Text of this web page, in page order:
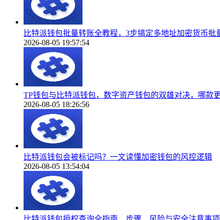
比特派钱包批量转账全教程，3步搞定多地址加密货币批
2026-08-05 19:57:54
TP钱包与比特派钱包，数字资产钱包的双雄对决，哪款
2026-08-05 18:26:56
比特派钱包会被标记吗？一文读懂加密钱包的风控逻辑
2026-08-05 13:54:04